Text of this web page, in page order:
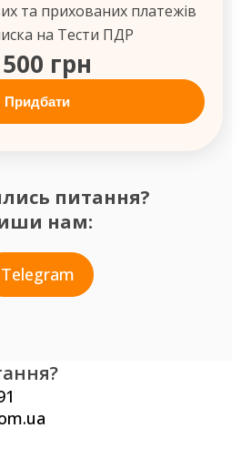
питання?
нам:
Telegram
та прихованих платежів
на Тести ПДР
грн
Придбати